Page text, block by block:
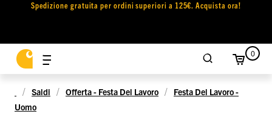
Spedizione gratuita per ordini superiori a 125€. Acquista ora!
0
Saldi Offerta - Festa Del Lavoro
Festa Del Lavoro -
Uomo